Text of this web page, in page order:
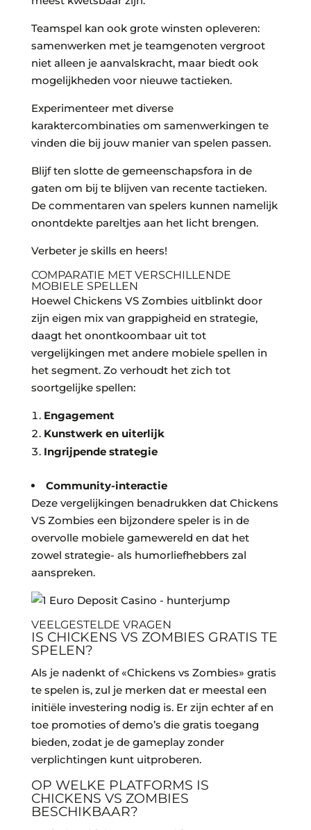
Teamspel kan ook grote winsten opleveren:
samenwerken met je teamgenoten vergroot
niet alleen je aanvalskracht, maar biedt ook
mogelijkheden voor nieuwe tactieken.
Experimenteer met diverse
karaktercombinaties om samenwerkingen te
vinden die bij jouw manier van spelen passen.
Blijf ten slotte de gemeenschapsfora in de
gaten om bij te blijven van recente tactieken.
De commentaren van spelers kunnen namelijk
onontdekte pareltjes aan het licht brengen.
Verbeter je skills en heers!
COMPARATIE MET VERSCHILLENDE
MOBIELE SPELLEN
Hoewel Chickens VS Zombies uitblinkt door
zijn eigen mix van grappigheid en strategie,
daagt het onontkoombaar uit tot
vergelijkingen met andere mobiele spellen in
het segment. Zo verhoudt het zich tot
soortgelijke spellen:
Engagement
Kunstwerk en uiterlijk
Ingrijpende strategie
Community-interactie
Deze vergelijkingen benadrukken dat Chickens
VS Zombies een bijzondere speler is in de
overvolle mobiele gamewereld en dat het
zowel strategie- als humorliefhebbers zal
aanspreken.
VEELGESTELDE VRAGEN
IS CHICKENS VS ZOMBIES GRATIS TE
SPELEN?
Als je nadenkt of «Chickens vs Zombies» gratis
te spelen is, zul je merken dat er meestal een
initiële investering nodig is. Er zijn echter af en
toe promoties of demo’s die gratis toegang
bieden, zodat je de gameplay zonder
verplichtingen kunt uitproberen.
OP WELKE PLATFORMS IS
CHICKENS VS ZOMBIES
BESCHIKBAAR?